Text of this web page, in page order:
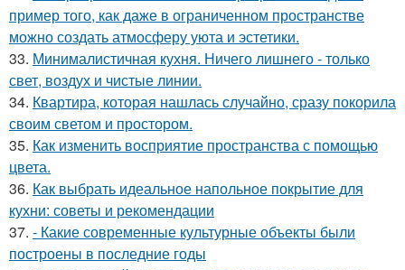
пример того, как даже в ограниченном пространстве
можно создать атмосферу уюта и эстетики.
33. Минималистичная кухня. Ничего лишнего - только
свет, воздух и чистые линии.
34. Квартира, которая нашлась случайно, сразу покорила
своим светом и простором.
35. Как изменить восприятие пространства с помощью
цвета.
36. Как выбрать идеальное напольное покрытие для
кухни: советы и рекомендации
37. - Какие современные культурные объекты были
построены в последние годы